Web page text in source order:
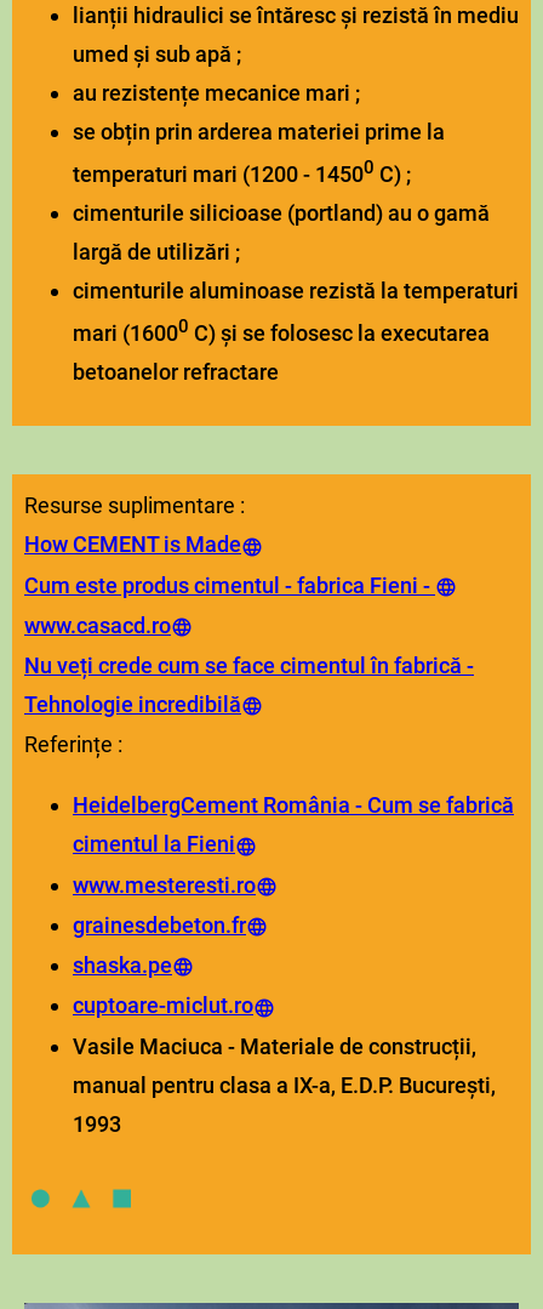
lianții hidraulici se întăresc și rezistă în mediu
umed și sub apă ;
au rezistențe mecanice mari ;
se obțin prin arderea materiei prime la
temperaturi mari (1200 - 14500 C) ;
cimenturile silicioase (portland) au o gamă
largă de utilizări ;
cimenturile aluminoase rezistă la temperaturi
mari (16000 C) și se folosesc la executarea
betoanelor refractare
Resurse suplimentare :
How CEMENT is Made
Cum este produs cimentul - fabrica Fieni -
www.casacd.ro
Nu veți crede cum se face cimentul în fabrică -
Tehnologie incredibilă
Referințe :
HeidelbergCement România - Cum se fabrică
cimentul la Fieni
www.mesteresti.ro
grainesdebeton.fr
shaska.pe
cuptoare-miclut.ro
Vasile Maciuca - Materiale de construcții,
manual pentru clasa a IX-a, E.D.P. București,
1993